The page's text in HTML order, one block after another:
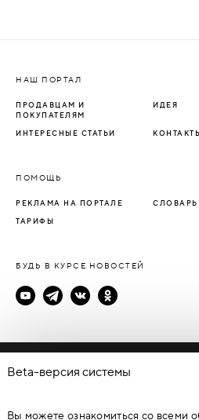
НАШ ПОРТАЛ
ПРОДАВЦАМ И
ПОКУПАТЕЛЯМ
ИДЕЯ
ИНТЕРЕСНЫЕ СТАТЬИ
ПОМОЩЬ
РЕКЛАМА НА ПОРТАЛЕ
ТАРИФЫ
БУДЬ В КУРСЕ НОВОСТЕЙ
Политика
© Каталог дверей - DverProf,
Beta-версия системы
Вы можете ознакомиться со всеми